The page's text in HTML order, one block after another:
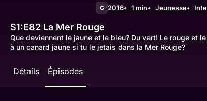
G 2016 1 min Jeunesse
S1:E82 La Mer Rouge
Que deviennent le jaune et le bleu? Du vert! Le rouge et
à un canard jaune si tu le jetais dans la Mer Rouge?
Détails Épisodes